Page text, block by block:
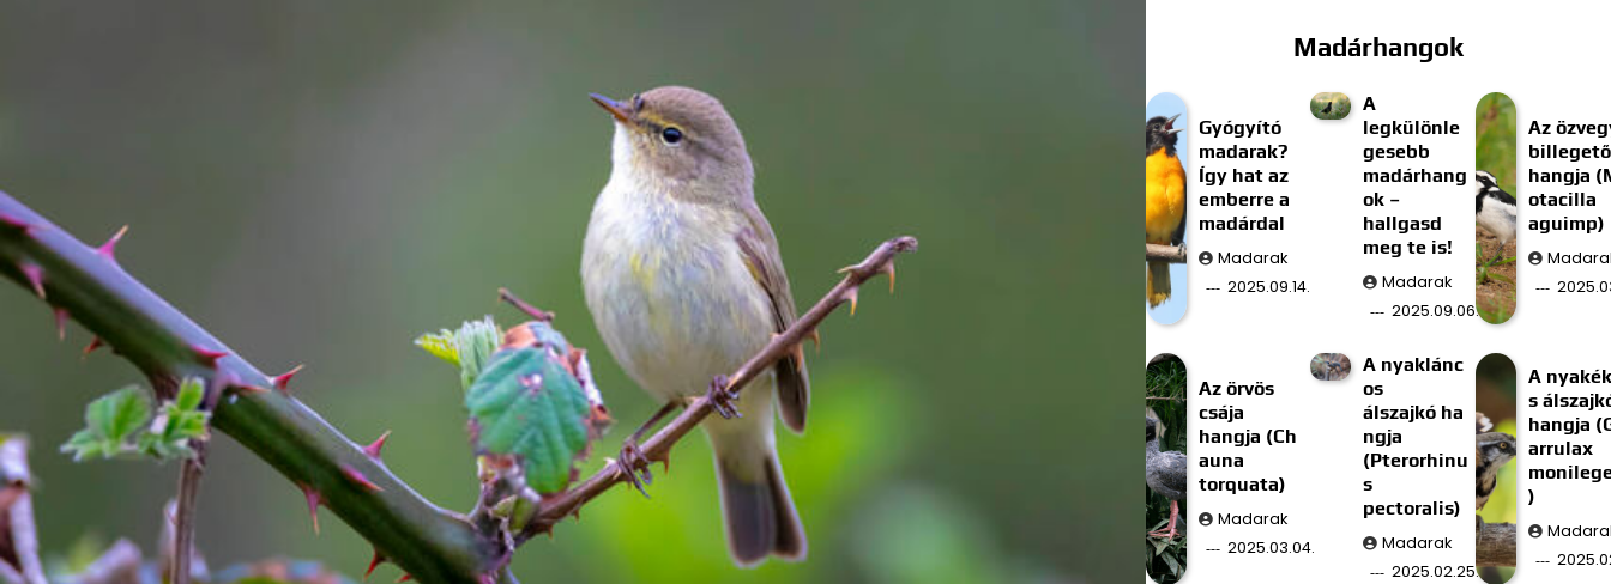
Madárhangok
Gyógyító
madarak?
Így hat az
emberre a
madárdal
Madarak
2025.09.14.
A
legkülönle
gesebb
madárhang
ok –
hallgasd
meg te is!
Madarak
2025.09.06.
Az
billegető
hangja
otacilla
aguimp)
Az örvös
csája
hangja (Ch
auna
torquata)
Madarak
2025.03.04.
A nyaklánc
os
álszajkó ha
ngja
(Pterorhinu
s
pectoralis)
Madarak
2025.02.25.
A
s
hangja
arrulax
)